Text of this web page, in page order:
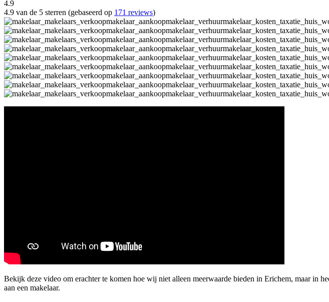
4.9
4.9 van de 5 sterren (gebaseerd op 171 reviews)
Bekijk deze video om erachter te komen hoe wij niet alleen meerwaarde bieden in Erichem, maar in
aan een makelaar.